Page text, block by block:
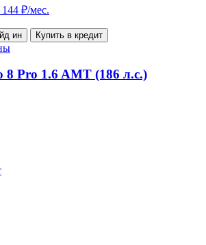
144 ₽/мес.
ин Купить в кредит
8 Pro 1.6 AMT (186 л.с.)